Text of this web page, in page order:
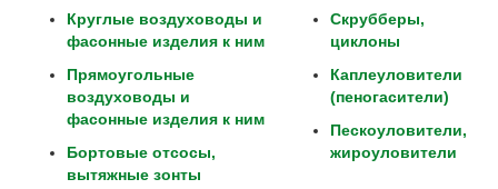
Круглые воздуховоды и
фасонные изделия к ним
Прямоугольные
воздуховоды и
фасонные изделия к ним
Бортовые отсосы,
вытяжные зонты
Скрубберы,
циклоны
Каплеуловители
(пеногасители)
Пескоуловители,
жироуловители